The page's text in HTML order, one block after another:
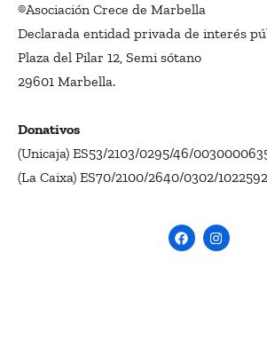
®Asociación Crece de Marbella
Declarada entidad privada de interés
Plaza del Pilar 12, Semi sótano
29601 Marbella.
Donativos
(Unicaja) ES53/2103/0295/46/
(La Caixa) ES70/2100/2640/0302/